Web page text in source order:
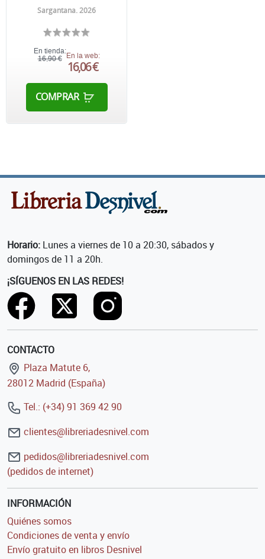
Sargantana. 2026
En tienda:
16,90 € En la web:
16,06 €
COMPRAR
Horario: Lunes a viernes de 10 a 20:30, sábados y
domingos de 11 a 20h.
¡SÍGUENOS EN LAS REDES!
CONTACTO
Plaza Matute 6,
28012 Madrid (España)
Tel.: (+34) 91 369 42 90
clientes@libreriadesnivel.com
pedidos@libreriadesnivel.com
(pedidos de internet)
INFORMACIÓN
Quiénes somos
Condiciones de venta y envío
Envío gratuito en libros Desnivel